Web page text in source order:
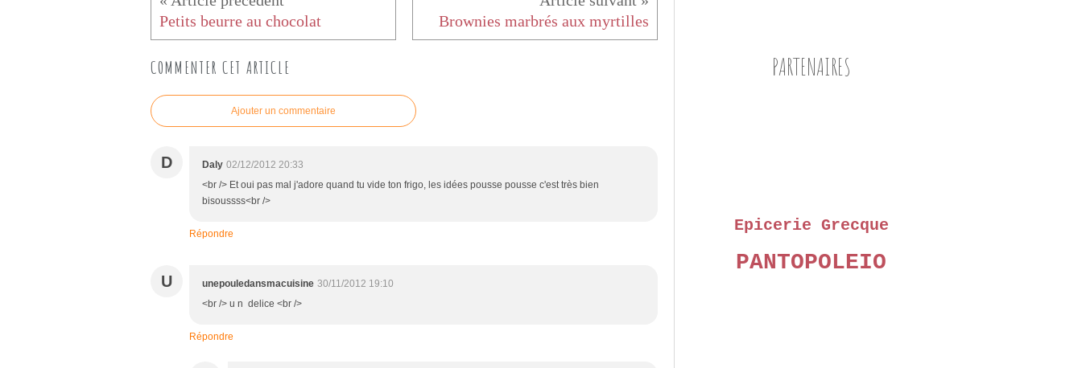
Petits beurre au chocolat Brownies marbrés aux myrtilles
COMMENTER CET ARTICLE
Ajouter un commentaire
D Daly 02/12/2012 20:33
<br /> Et oui pas mal j'adore quand tu vide ton frigo, les idées pousse pousse c'est très bien
bisoussss<br />
Répondre
U unepouledansmacuisine 30/11/2012 19:10
<br /> u n delice <br />
Répondre
PARTENAIRES
Epicerie Grecque
PANTOPOLEIO